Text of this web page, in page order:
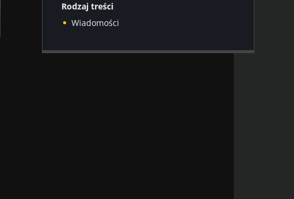
Rodzaj treści
Wiadomości